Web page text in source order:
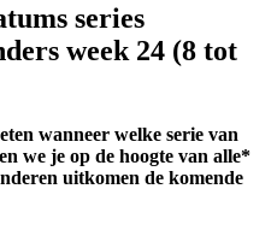
series
week 24 (8 tot
wanneer welke serie van
we je op de hoogte van alle*
uitkomen de komende